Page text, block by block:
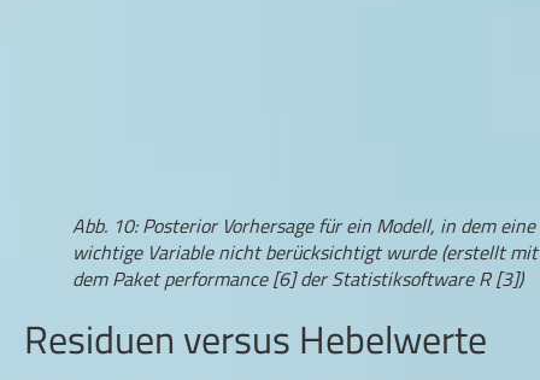
Abb. 10: Posterior Vorhersage für ein Modell, in dem eine
wichtige Variable nicht berücksichtigt wurde (erstellt mit
dem Paket performance [6] der Statistiksoftware R [3])
Residuen versus Hebelwerte